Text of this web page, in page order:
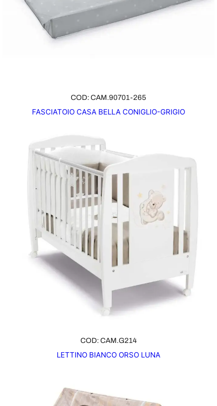
COD: CAM.90701-265
FASCIATOIO CASA BELLA CONIGLIO-GRIGIO
COD: CAM.G214
LETTINO BIANCO ORSO LUNA